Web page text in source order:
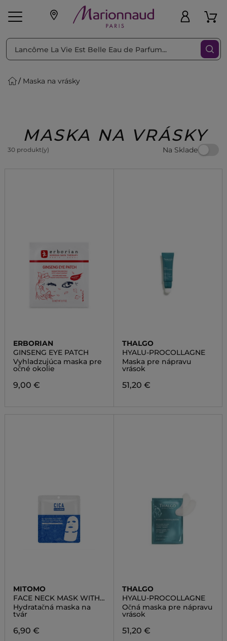
pleť Líčenie
Beauty
Maska na vrásky
MASKA NA VRÁSKY
30 produkt(y) Na Sklade
Triediť podľa Filtrovať
ERBORIAN
GINSENG EYE PATCH
Vyhladzujúca maska pre
očné okolie
9,00 €
THALGO
HYALU-PROCOLLAGNE
Maska pre nápravu
vrások
51,20 €
MITOMO
FACE NECK MASK WITH
HYALURON ACID AND
MED PLANT CICA
Hydratačná maska na
tvár
6,90 €
THALGO
HYALU-PROCOLLAGNE
Očná maska pre nápravu
vrások
51,20 €